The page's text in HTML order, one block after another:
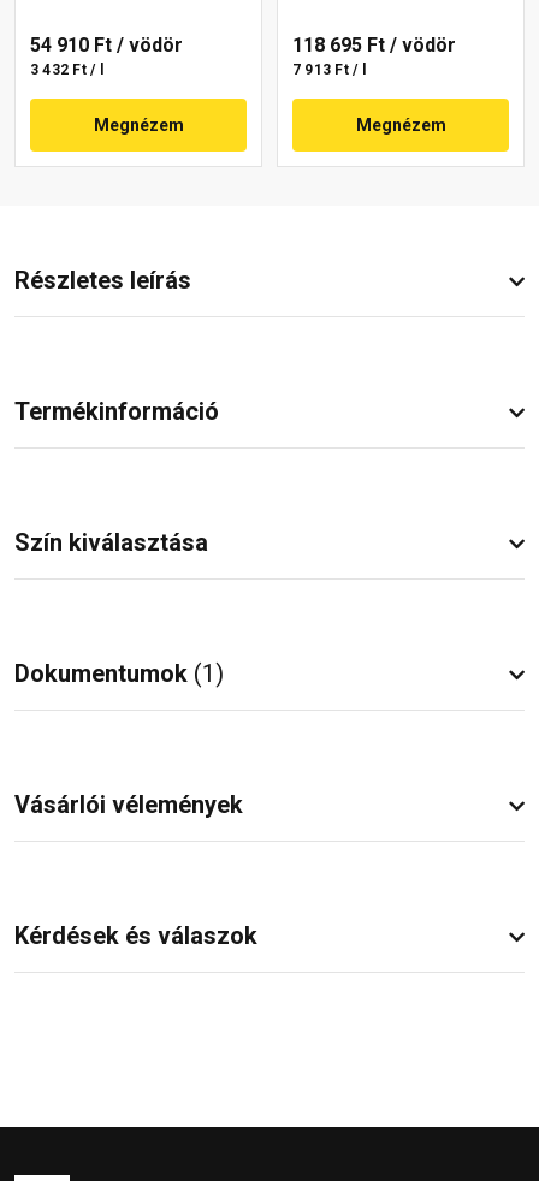
54 910 Ft / vödör
3 432 Ft / l
Megnézem
118 695 Ft / vödör
7 913 Ft / l
Megnézem
Részletes leírás
Termékinformáció
Szín kiválasztása
Dokumentumok (1)
Vásárlói vélemények
Kérdések és válaszok